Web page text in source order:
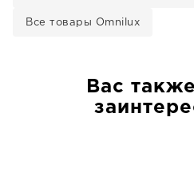
Все товары Omnilux
Вас